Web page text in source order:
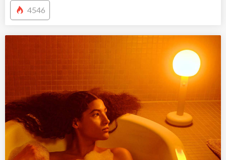
4546